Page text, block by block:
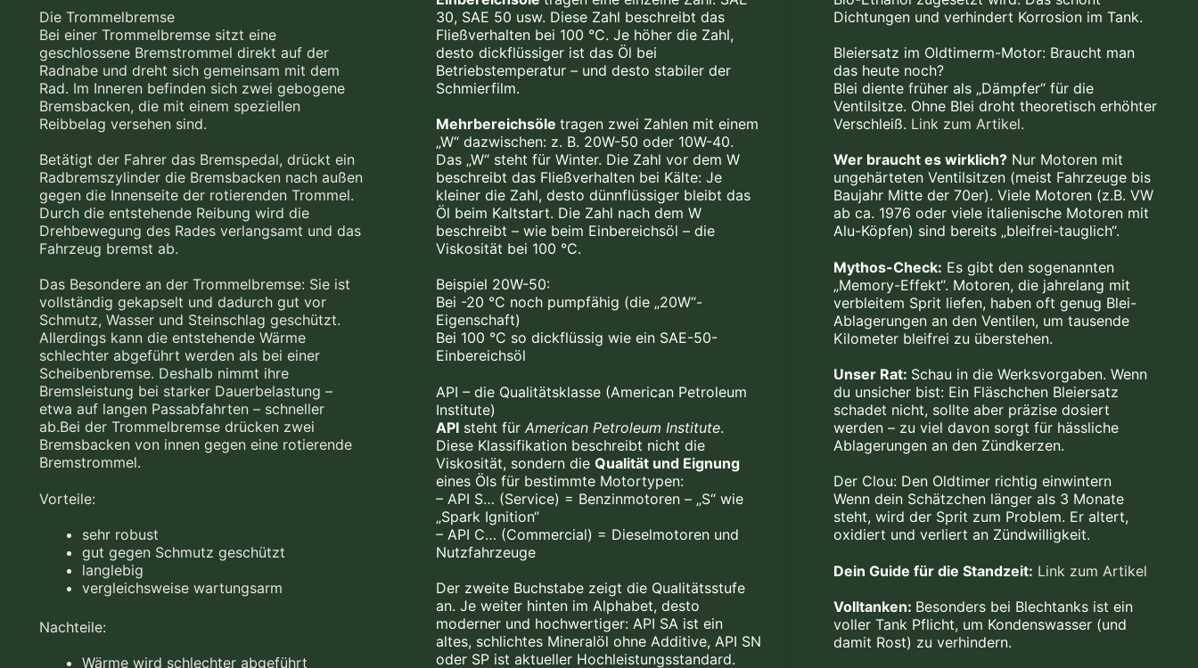
Die Trommelbremse
Bei einer Trommelbremse sitzt eine
geschlossene Bremstrommel direkt auf der
Radnabe und dreht sich gemeinsam mit dem
Rad. Im Inneren befinden sich zwei gebogene
Bremsbacken, die mit einem speziellen
Reibbelag versehen sind.
Betätigt der Fahrer das Bremspedal, drückt ein
Radbremszylinder die Bremsbacken nach außen
gegen die Innenseite der rotierenden Trommel.
Durch die entstehende Reibung wird die
Drehbewegung des Rades verlangsamt und das
Fahrzeug bremst ab.
Das Besondere an der Trommelbremse: Sie ist
vollständig gekapselt und dadurch gut vor
Schmutz, Wasser und Steinschlag geschützt.
Allerdings kann die entstehende Wärme
schlechter abgeführt werden als bei einer
Scheibenbremse. Deshalb nimmt ihre
Bremsleistung bei starker Dauerbelastung –
etwa auf langen Passabfahrten – schneller
ab.Bei der Trommelbremse drücken zwei
Bremsbacken von innen gegen eine rotierende
Bremstrommel.
Vorteile:
sehr robust
gut gegen Schmutz geschützt
langlebig
vergleichsweise wartungsarm
Nachteile:
Wärme wird schlechter abgeführt
30, SAE 50 usw. Diese Zahl beschreibt das
Fließverhalten bei 100 °C. Je höher die Zahl,
desto dickflüssiger ist das Öl bei
Betriebstemperatur – und desto stabiler der
Schmierfilm.
Mehrbereichsöletragen zwei Zahlen mit einem
„W“ dazwischen: z. B. 20W-50 oder 10W-40.
Das „W“ steht für Winter. Die Zahl vor dem W
beschreibt das Fließverhalten bei Kälte: Je
kleiner die Zahl, desto dünnflüssiger bleibt das
Öl beim Kaltstart. Die Zahl nach dem W
beschreibt – wie beim Einbereichsöl – die
Viskosität bei 100 °C.
Beispiel 20W-50:
Bei -20 °C noch pumpfähig (die „20W“-
Eigenschaft)
Bei 100 °C so dickflüssig wie ein SAE-50-
Einbereichsöl
API – die Qualitätsklasse (American Petroleum
Institute)
API steht fürAmerican Petroleum Institute.
Diese Klassifikation beschreibt nicht die
Viskosität, sondern dieQualität und Eignung
eines Öls für bestimmte Motortypen:
– API S… (Service) = Benzinmotoren – „S“ wie
„Spark Ignition“
– API C… (Commercial) = Dieselmotoren und
Nutzfahrzeuge
Der zweite Buchstabe zeigt die Qualitätsstufe
an. Je weiter hinten im Alphabet, desto
moderner und hochwertiger: API SA ist ein
altes, schlichtes Mineralöl ohne Additive, API SN
oder SP ist aktueller Hochleistungsstandard.
Dichtungen und verhindert Korrosion im Tank.
Bleiersatz im Oldtimerm-Motor: Braucht man
das heute noch?
Blei diente früher als „Dämpfer“ für die
Ventilsitze. Ohne Blei droht theoretisch erhöhter
Verschleiß. Link zum Artikel.
Wer braucht es wirklich?Nur Motoren mit
ungehärteten Ventilsitzen (meist Fahrzeuge bis
Baujahr Mitte der 70er). Viele Motoren (z.B. VW
ab ca. 1976 oder viele italienische Motoren mit
Alu-Köpfen) sind bereits „bleifrei-tauglich“.
Mythos-Check: Es gibt den sogenannten
„Memory-Effekt“. Motoren, die jahrelang mit
verbleitem Sprit liefen, haben oft genug Blei-
Ablagerungen an den Ventilen, um tausende
Kilometer bleifrei zu überstehen.
Unser Rat: Schau in die Werksvorgaben. Wenn
du unsicher bist: Ein Fläschchen Bleiersatz
schadet nicht, sollte aber präzise dosiert
werden – zu viel davon sorgt für hässliche
Ablagerungen an den Zündkerzen.
Der Clou: Den Oldtimer richtig einwintern
Wenn dein Schätzchen länger als 3 Monate
steht, wird der Sprit zum Problem. Er altert,
oxidiert und verliert an Zündwilligkeit.
Dein Guide für die Standzeit: Link zum Artikel
Volltanken: Besonders bei Blechtanks ist ein
voller Tank Pflicht, um Kondenswasser (und
damit Rost) zu verhindern.